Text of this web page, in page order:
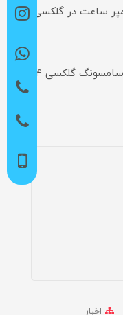
به افزایش ظرفیت باتری از 5000 میلی آمپر ساعت در گلکسی A13
احتمالاً در ماه های آینده بیشتر در مورد سامسونگ گلکسی A14
اخبار